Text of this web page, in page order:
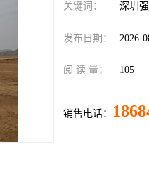
关键词： 深圳
发布日期： 2026-
阅 读 量： 105
销售电话：